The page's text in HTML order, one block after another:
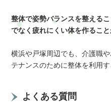
整体で姿勢バランスを整える
でなく疲れにくい体を作ること
横浜や戸塚周辺でも、介護職
テナンスのために整体を利用
よくある質問